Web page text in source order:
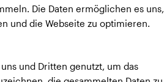
Die Daten ermöglichen es uns,
und die Webseite zu optimieren.
und Dritten genutzt, um das